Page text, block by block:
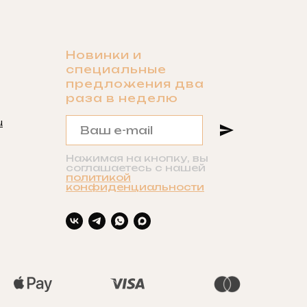
Новинки и
специальные
предложения два
раза в неделю
Нажимая на кнопку, вы
соглашаетесь с нашей
политикой
конфиденциальности